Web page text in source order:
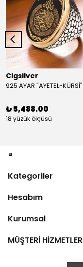
Clgsilver
₺ 5,488.00
18 yüzük ölçüsü
Kategoriler
Hesabım
Kurumsal
MÜŞTERİ